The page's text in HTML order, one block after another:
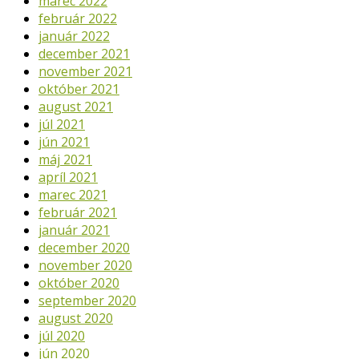
február 2022
január 2022
december 2021
november 2021
október 2021
august 2021
júl 2021
jún 2021
máj 2021
apríl 2021
marec 2021
február 2021
január 2021
december 2020
november 2020
október 2020
september 2020
august 2020
júl 2020
jún 2020